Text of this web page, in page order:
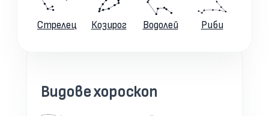
Стрелец Козирог Водолей Риби
Видове хороскоп